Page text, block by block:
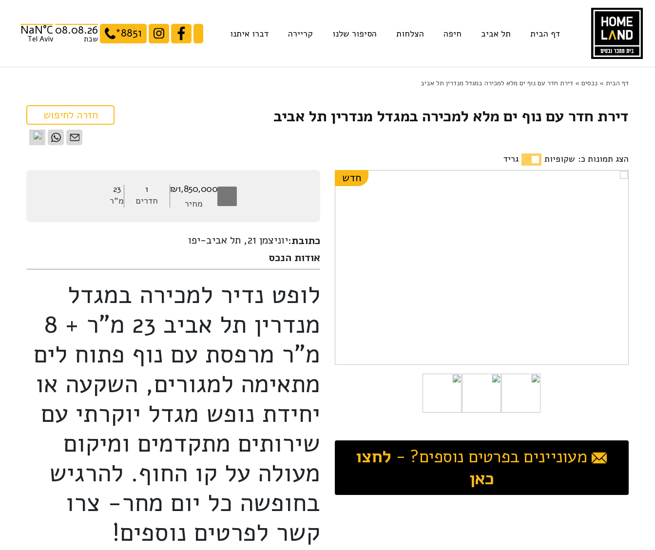
content
דף הבית תל אביב חיפה הצלחות הסיפור שלנו קריירה דברו איתנו *8851
08.08.26
שבת
NaN°C
Tel Aviv
דף הבית »נכסים »דירת חדר עם נוף ים מלא למכירה במגדל מנדרין תל אביב
דירת חדר עם נוף ים מלא למכירה במגדל מנדרין תל אביב חזרה לחיפוש
הצג תמונות כ: שקופיות גריד
חדש
מעוניינים בפרטים נוספים? - לחצו
כאן
₪1,850,000
מחיר
1
חדרים
23
מ”ר
כתובת:יוניצמן 21, תל אביב-יפו
אודות הנכס
לופט נדיר למכירה במגדל
מנדרין תל אביב 23 מ"ר + 8
מ"ר מרפסת עם נוף פתוח לים
מתאימה למגורים, השקעה או
יחידת נופש מגדל יוקרתי עם
שירותים מתקדמים ומיקום
מעולה על קו החוף. להרגיש
בחופשה כל יום מחר- צרו
קשר לפרטים נוספים!